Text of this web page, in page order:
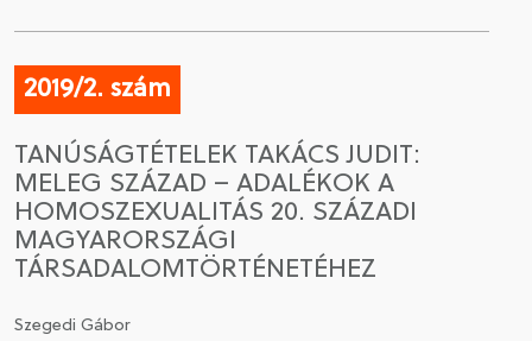
CSATLAKOZÁS A TÁRSASÁGHOZ / MEGÚJÍTOM A
TAGSÁGOMAT
2019/2. szám
TANÚSÁGTÉTELEK TAKÁCS JUDIT:
MELEG SZÁZAD – ADALÉKOK A
HOMOSZEXUALITÁS 20. SZÁZADI
MAGYARORSZÁGI
TÁRSADALOMTÖRTÉNETÉHEZ
Szegedi Gábor